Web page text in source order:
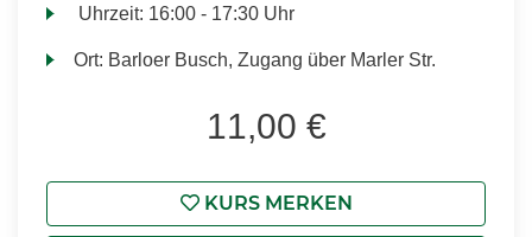
Uhrzeit: 16:00 - 17:30 Uhr
Ort: Barloer Busch, Zugang über Marler Str.
11,00 €
KURS MERKEN